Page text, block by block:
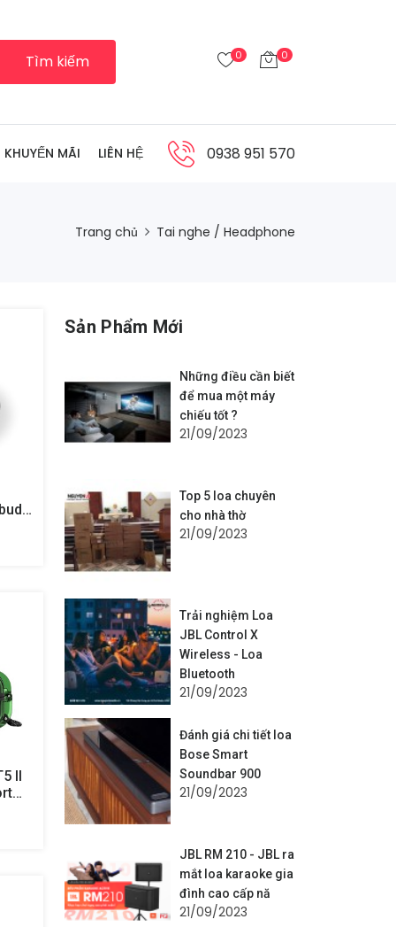
Tìm kiếm 0 0
KHUYẾN MÃI LIÊN HỆ 0938 951 570
Trang chủ Tai nghe / Headphone
II
Sản Phẩm Mới
Những điều cần biết
để mua một máy
chiếu tốt ?
21/09/2023
Top 5 loa chuyên
cho nhà thờ
21/09/2023
Trải nghiệm Loa
JBL Control X
Wireless - Loa
Bluetooth
21/09/2023
Đánh giá chi tiết loa
Bose Smart
Soundbar 900
21/09/2023
JBL RM 210 - JBL ra
mắt loa karaoke gia
đình cao cấp nă
21/09/2023